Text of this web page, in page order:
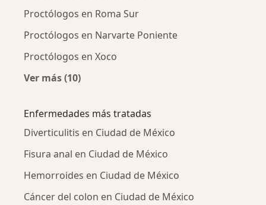
Proctólogos en Roma Sur
Proctólogos en Narvarte Poniente
Proctólogos en Xoco
Ver más (10)
Enfermedades más tratadas
Diverticulitis en Ciudad de México
Fisura anal en Ciudad de México
Hemorroides en Ciudad de México
Cáncer del colon en Ciudad de México